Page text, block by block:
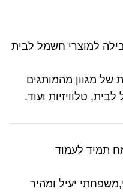
למוצרי חשמל לבית
של מגוון מהמותגים
טלוויזיות ועוד.
תמיד לעמוד
יעיל ומהיר